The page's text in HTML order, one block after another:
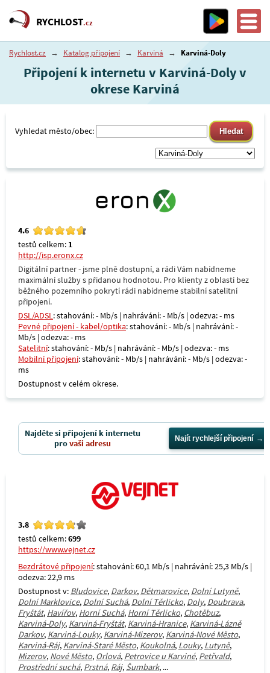
RYCHLOST.cz
Rychlost.cz → Katalog připojení → Karviná → Karviná-Doly
Připojení k internetu v Karviná-Doly v
okrese Karviná
Vyhledat město/obec:
4.6
testů celkem: 1
http://isp.eronx.cz
Digitální partner - jsme plně dostupní, a rádi Vám nabídneme
maximální služby s přidanou hodnotou. Pro klienty z oblastí bez
běžného pozemního pokrytí rádi nabídneme stabilní satelitní
připojení.
DSL/ADSL: stahování: - Mb/s | nahrávání: - Mb/s | odezva: - ms
Pevné připojení - kabel/optika: stahování: - Mb/s | nahrávání: -
Mb/s | odezva: - ms
Satelitní: stahování: - Mb/s | nahrávání: - Mb/s | odezva: - ms
Mobilní připojení: stahování: - Mb/s | nahrávání: - Mb/s | odezva: -
ms
Dostupnost v celém okrese.
Najděte si připojení k internetu
provaši adresu Najít rychlejší připojení
3.8
testů celkem:699
https://www.vejnet.cz
Bezdrátové připojení: stahování: 60,1 Mb/s | nahrávání: 25,3 Mb/s |
odezva: 22,9 ms
Dostupnost v: Bludovice, Darkov, Dětmarovice, Dolní Lutyně,
Dolní Marklovice, Dolní Suchá, Dolní Těrlicko, Doly, Doubrava,
Fryštát, Havířov, Horní Suchá, Horní Těrlicko, Chotěbuz,
Karviná-Doly, Karviná-Fryštát, Karviná-Hranice, Karviná-Lázně
Darkov, Karviná-Louky, Karviná-Mizerov, Karviná-Nové Město,
Karviná-Ráj, Karviná-Staré Město, Koukolná, Louky, Lutyně,
Mizerov, Nové Město, Orlová, Petrovice u Karviné, Petřvald,
Prostřední suchá, Prstná, Ráj, Šumbark, ...